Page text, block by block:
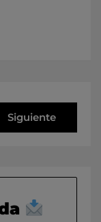
Siguiente